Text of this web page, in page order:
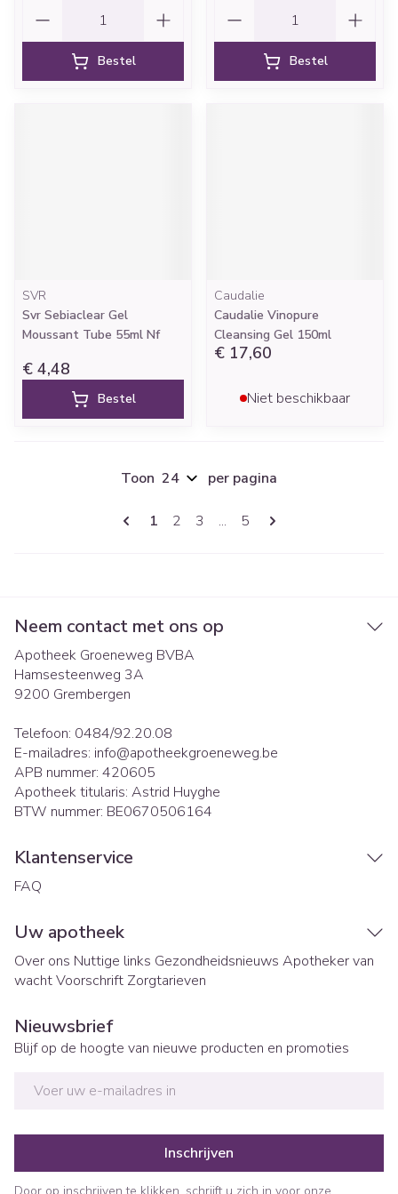
Bestel Bestel
SVR
Svr Sebiaclear Gel
Moussant Tube 55ml Nf
€ 4,48
Bestel
Caudalie
Caudalie Vinopure
Cleansing Gel 150ml
€ 17,60
Niet beschikbaar
Pagina's
U lees momenteel pagina
1 Pagina
2 Pagina
3 ... Pagina
5
Toon per pagina
Neem contact met ons op
Apotheek Groeneweg BVBA
Hamsesteenweg 3A
9200 Grembergen
Telefoon: 0484/92.20.08
E-mailadres: info@apotheekgroeneweg.be
APB nummer: 420605
Apotheek titularis: Astrid Huyghe
BTW nummer: BE0670506164
Klantenservice
FAQ
Uw apotheek
Over ons Nuttige links Gezondheidsnieuws Apotheker van
wachtVoorschrift Zorgtarieven
Nieuwsbrief
Blijf op de hoogte van nieuwe producten en promoties
Inschrijven